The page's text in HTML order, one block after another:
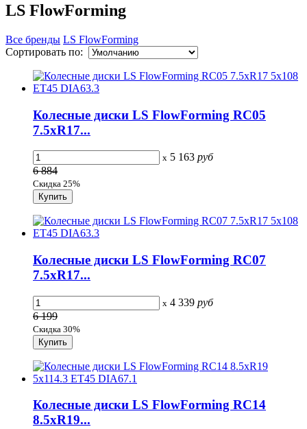
LS FlowForming
Все бренды LS FlowForming
Сортировать по:
Колесные диски LS FlowForming RC05
7.5xR17...
x 5 163 руб
6 884
Скидка 25%
Колесные диски LS FlowForming RC07
7.5xR17...
x 4 339 руб
6 199
Скидка 30%
Колесные диски LS FlowForming RC14
8.5xR19...